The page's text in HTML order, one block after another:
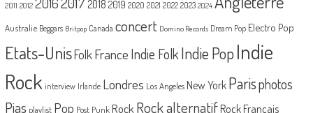
2011 2012 2018 2019 2020 2021 2022 2023 2024
Australie Beggars Britpop Canada concert Domino Records Dream Pop Electro Pop
Etats-UnisFolk France Indie Folk Indie PopIndie
Rock interview Irlande Londres Los Angeles New York Parisphotos
Pias playlist Pop Post Punk Rock Rock alternatif Rock Français